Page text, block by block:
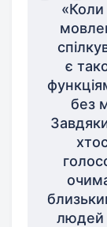
є
без
людей